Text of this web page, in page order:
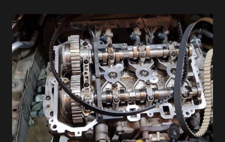
un eje que produce un movimiento regulable y que se
traslada hasta las válvulas de admisión, haciendo que su
apertura/cierre sea variable. 👉 Adquiere el servomotor en
Amazon con esta oferta (X1 X3 Z4 E46 E85 E60 E83 E90
E87 ) - Captador de posición del árbol de excéntrica. Es un
sensor encargado de conocer en todo momento la posición
del eje para informar a la unidad de mando del valvetronic.
- Unidad de ...